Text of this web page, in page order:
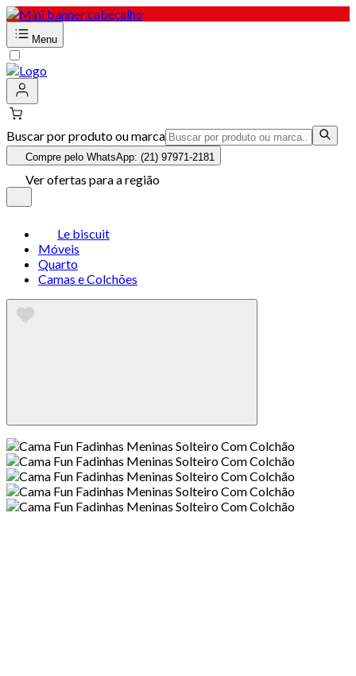
Menu
Buscar por produto ou marca
Compre pelo WhatsApp: (21) 97971-2181
Ver ofertas para a região
Le biscuit
Móveis
Quarto
Camas e Colchões